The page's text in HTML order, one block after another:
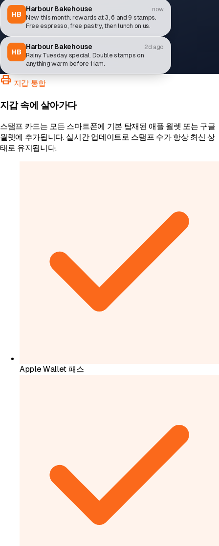
HB
Harbour Bakehouse now
New this month: rewards at 3, 6 and 9 stamps.
Free espresso, free pastry, then lunch on us.
HB
Harbour Bakehouse 2d ago
Rainy Tuesday special. Double stamps on
anything warm before 11am.
print 지갑 통합
지갑 속에 살아가다
스탬프 카드는 모든 스마트폰에 기본 탑재된 애플 월렛 또는 구글
월렛에 추가됩니다. 실시간 업데이트로 스탬프 수가 항상 최신 상
태로 유지됩니다.
Apple Wallet 패스